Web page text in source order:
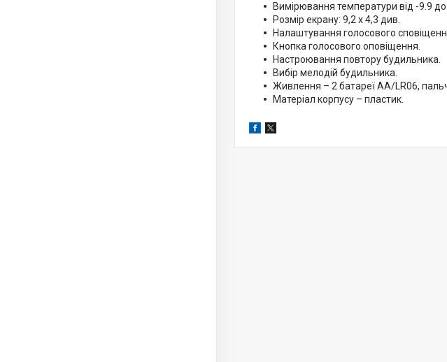
Вимірювання температури від -9.9 до
Розмір екрану: 9,2 х 4,3 див.
Налаштування голосового
Кнопка голосового оповіщення.
Настроювання повтору будильника.
Вибір мелодій будильника.
Живлення – 2 батареї AA/LR06,
Матеріал корпусу – пластик.